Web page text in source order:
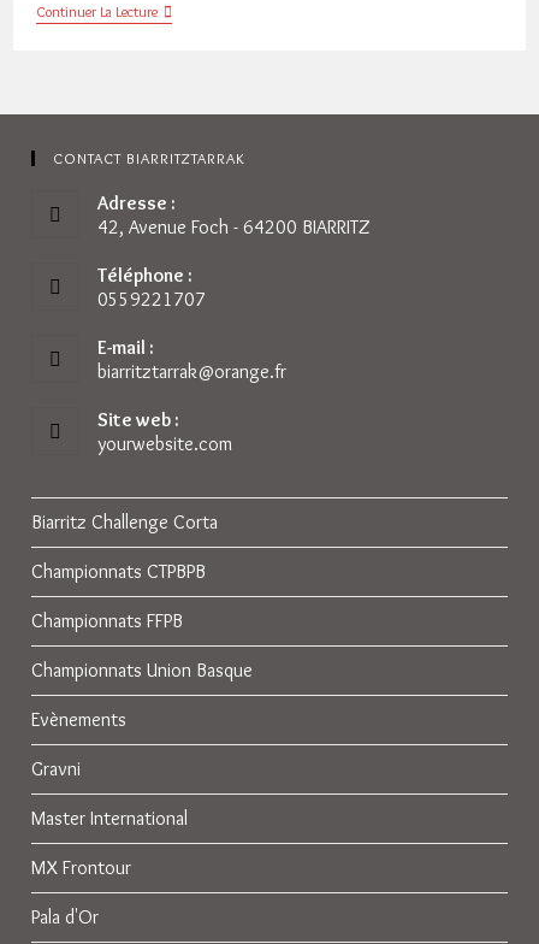
Continuer La LectureUnion
Basque
CONTACT BIARRITZTARRAK
Adresse :
42, Avenue Foch - 64200 BIARRITZ
Téléphone :
0559221707
E-mail :
biarritztarrak@orange.frS’ouvre
Site web :
yourwebsite.com
Biarritz Challenge Corta
Championnats CTPBPB
Championnats FFPB
Championnats Union Basque
Evènements
Gravni
Master International
MX Frontour
Pala d'Or